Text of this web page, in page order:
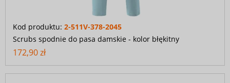
Kod produktu: 2-511V-378-2045
Scrubs spodnie do pasa damskie - kolor błękitny
172,90 zł